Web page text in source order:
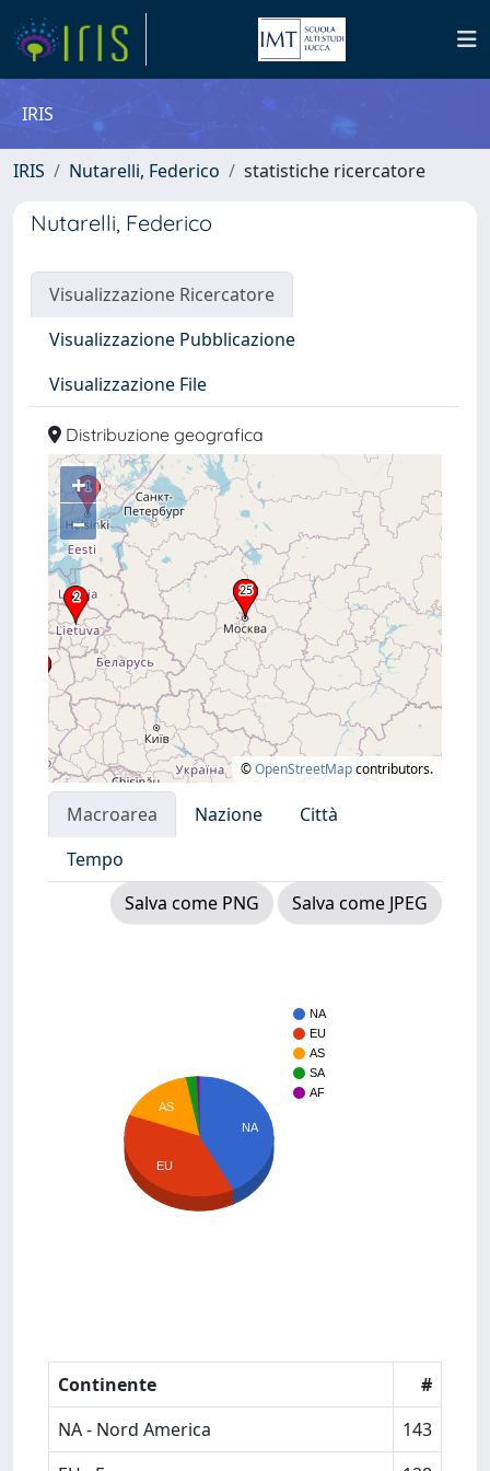
IRIS
IRIS Nutarelli, Federico statistiche ricercatore
Nutarelli, Federico
Visualizzazione Ricercatore
Visualizzazione Pubblicazione
Visualizzazione File
Distribuzione geografica
+
–
©OpenStreetMapcontributors.
Macroarea Nazione
Città
Tempo
Salva come PNG
Salva come JPEG
NA
EU
AS
SA
AF
NA
AS
EU
Continente
#
NA - Nord America
143